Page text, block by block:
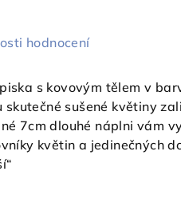
hodnocení
s kovovým tělem v
skutečné sušené květiny
7cm dlouhé náplni vám
květin a jedinečných